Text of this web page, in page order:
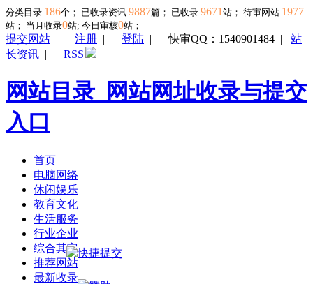
分类目录 186个； 已收录资讯 9887篇； 已收录 9671 站； 待审网站 1977
站； 当月收录0站; 今日审核0站；
提交网站 | 注册 | 登陆 |快审QQ：1540901484 | 站
长资讯 | RSS
网站目录_网站网址收录与提交
入口
首页
电脑网络
休闲娱乐
教育文化
生活服务
行业企业
综合其它
推荐网站
最新收录